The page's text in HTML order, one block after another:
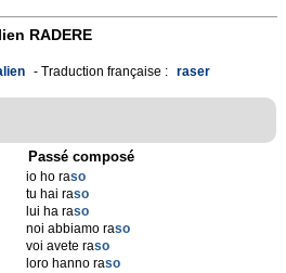
RADERE
- Traduction française : raser
Passé composé
io ho raso
tu hai raso
lui ha raso
noi abbiamo raso
voi avete raso
loro hanno raso